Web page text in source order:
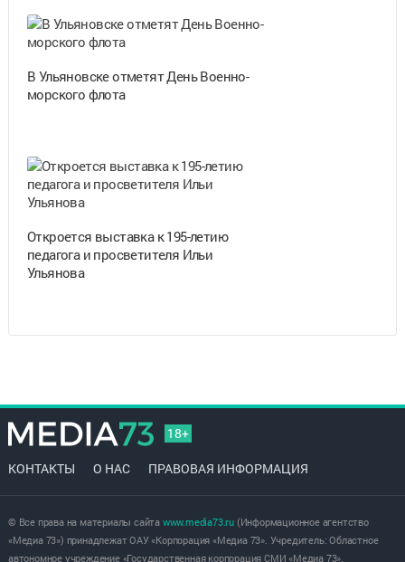
В Ульяновске отметят День Военно-
морского флота
Откроется выставка к 195-летию
педагога и просветителя Ильи
Ульянова
18+
КОНТАКТЫ О НАС ПРАВОВАЯ ИНФОРМАЦИЯ
© Все права на материалы сайта www.media73.ru(Информационное агентство
«Медиа 73») принадлежат ОАУ «Корпорация «Медиа 73». Учредитель: Областное
автономное учреждение «Государственная корпорация СМИ «Медиа 73».